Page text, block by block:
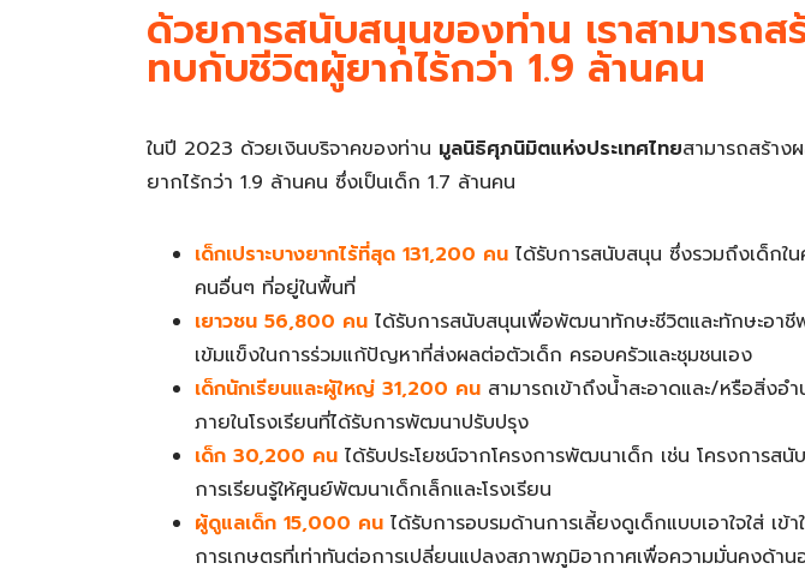
ด้วยการสนับสนุนของท่าน เราสามารถส
ทบกับชีวิตผู้ยากไร้กว่า 1.9 ล้านคน
ในปี 2023 ด้วยเงินบริจาคของท่าน มูลนิธิศุภนิมิตแห่งประเทศไทยสามารถสร้าง
ยากไร้กว่า 1.9 ล้านคน ซึ่งเป็นเด็ก 1.7 ล้านคน
เด็กเปราะบางยากไร้ที่สุด 131,200 คน ได้รับการสนับสนุน ซึ่งรวมถึงเด็กใน
คนอื่นๆ ที่อยู่ในพื้นที่
เยาวชน 56,800 คน ได้รับการสนับสนุนเพื่อพัฒนาทักษะชีวิตและทักษะอาชี
เข้มแข็งในการร่วมแก้ปัญหาที่ส่งผลต่อตัวเด็ก ครอบครัวและชุมชนเอง
เด็กนักเรียนและผู้ใหญ่ 31,200 คน สามารถเข้าถึงน้ำสะอาดและ/หรือสิ่งอ
ภายในโรงเรียนที่ได้รับการพัฒนาปรับปรุง
เด็ก 30,200 คน ได้รับประโยชน์จากโครงการพัฒนาเด็ก เช่น โครงการสนั
การเรียนรู้ให้ศูนย์พัฒนาเด็กเล็กและโรงเรียน
ผู้ดูแลเด็ก 15,000 คน ได้รับการอบรมด้านการเลี้ยงดูเด็กแบบเอาใจใส่ เข้
การเกษตรที่เท่าทันต่อการเปลี่ยนแปลงสภาพภูมิอากาศเพื่อความมั่นคงด้านอ